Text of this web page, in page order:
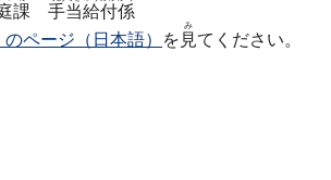
課 手当給付係
ページ（日本語） を 見
み
てください。